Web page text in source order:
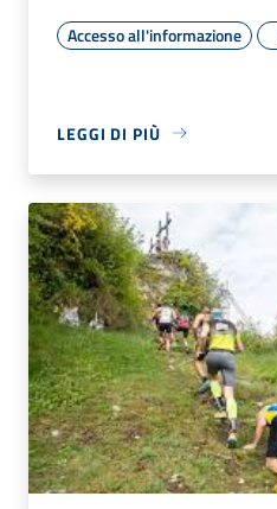
Accesso all'informazione
LEGGI DI PIÙ